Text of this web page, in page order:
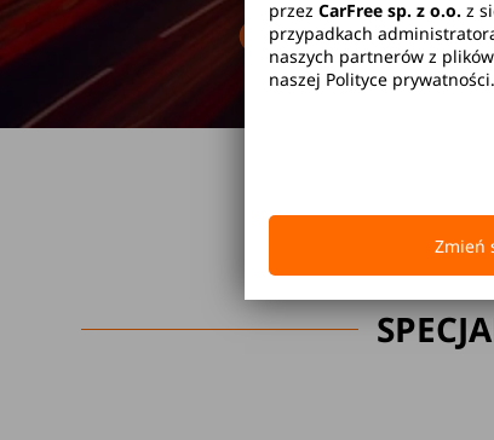
Brak kaucji
przez CarFree sp. z o.o. z
przypadkach
naszych partnerów z
naszej Polityce prywatności.
Zmień